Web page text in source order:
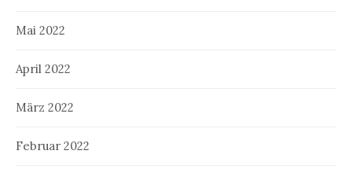
Mai 2022
April 2022
März 2022
Februar 2022